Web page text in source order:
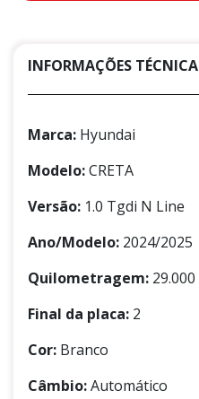
INFORMAÇÕES
Marca: Hyundai
Modelo:CRETA
Versão: 1.0 Tgdi N Line
Ano/Modelo: 2024/2025
Quilometragem: 29.000
Final da placa: 2
Cor: Branco
Câmbio:Automático